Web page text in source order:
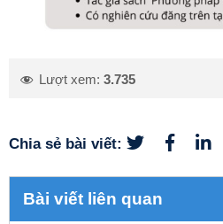
Lượt xem: 3.735
Chia sẻ bài viết:
Bài viết liên quan